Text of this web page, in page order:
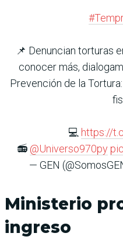
📌 Denuncian torturas
conocer más,
Prevención de la
💻 https://
📻 @Universo970py
— GEN
Ministerio
ingreso